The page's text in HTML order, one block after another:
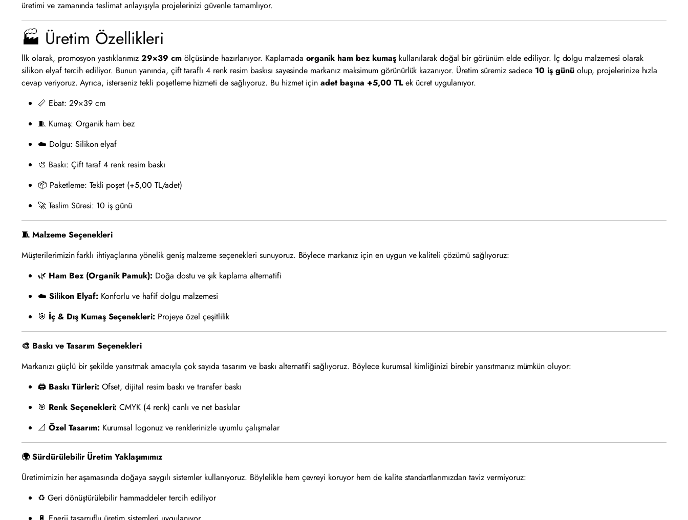
üretimi ve zamanında teslimat anlayışıyla projelerinizi güvenle tamamlıyor.
🏭 Üretim Özellikleri
İlk olarak, promosyon yastıklarımız 29×39 cmölçüsünde hazırlanıyor. Kaplamada organik ham bez kumaş kullanılarak doğal bir görünüm elde ediliyor. İç dolgu malzemesi olarak
silikon elyaf tercih ediliyor. Bunun yanında, çift taraflı 4 renk resim baskısı sayesinde markanız maksimum görünürlük kazanıyor. Üretim süremiz sadece 10 iş günü olup, projelerinize hızla
cevap veriyoruz. Ayrıca, isterseniz tekli poşetleme hizmeti de sağlıyoruz. Bu hizmet içinadet başına +5,00 TLek ücret uygulanıyor.
📏 Ebat: 29×39 cm
🧵 Kumaş: Organik ham bez
☁️ Dolgu: Silikon elyaf
🎨 Baskı: Çift taraf 4 renk resim baskı
📦 Paketleme: Tekli poşet (+5,00 TL/adet)
🚀 Teslim Süresi: 10 iş günü
🧵 Malzeme Seçenekleri
Müşterilerimizin farklı ihtiyaçlarına yönelik geniş malzeme seçenekleri sunuyoruz. Böylece markanız için en uygun ve kaliteli çözümü sağlıyoruz:
🌿 Ham Bez (Organik Pamuk): Doğa dostu ve şık kaplama alternatifi
☁️ Silikon Elyaf: Konforlu ve hafif dolgu malzemesi
🎯 İç & Dış Kumaş Seçenekleri: Projeye özel çeşitlilik
🎨 Baskı ve Tasarım Seçenekleri
Markanızı güçlü bir şekilde yansıtmak amacıyla çok sayıda tasarım ve baskı alternatifi sağlıyoruz. Böylece kurumsal kimliğinizi birebir yansıtmanız mümkün oluyor:
🖨️ Baskı Türleri: Ofset, dijital resim baskı ve transfer baskı
🎯 Renk Seçenekleri: CMYK (4 renk) canlı ve net baskılar
📐 Özel Tasarım: Kurumsal logonuz ve renklerinizle uyumlu çalışmalar
🌍 Sürdürülebilir Üretim Yaklaşımımız
Üretimimizin her aşamasında doğaya saygılı sistemler kullanıyoruz. Böylelikle hem çevreyi koruyor hem de kalite standartlarımızdan taviz vermiyoruz:
♻️ Geri dönüştürülebilir hammaddeler tercih ediliyor